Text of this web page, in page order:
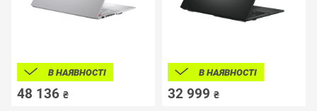
В НАЯВНОСТІ
48 136 ₴
В НАЯВНОСТІ
32 999 ₴